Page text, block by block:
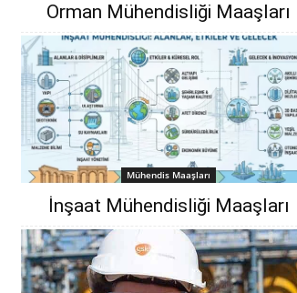
Orman Mühendisliği‎ Maaşları
Mühendis Maaşları
İnşaat Mühendisliği Maaşları